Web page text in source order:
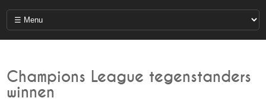
Champions League tegenstanders
winnen